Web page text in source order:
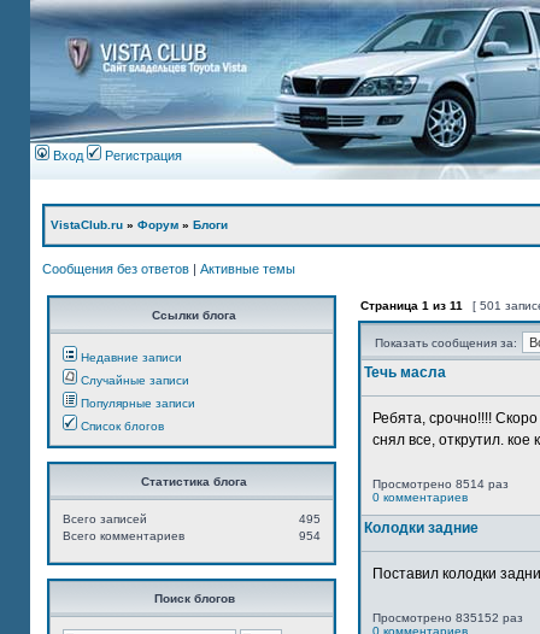
Вход Регистрация
VistaClub.ru » Форум » Блоги
Сообщения без ответов | Активные темы
Ссылки блога
Недавние записи
Случайные записи
Популярные записи
Список блогов
Статистика блога
495
Всего записей
954
Всего комментариев
Поиск блогов
Страница 1 из 11 [ 501
Показать сообщения за:
Течь масла
Ребята, срочно!!!!
снял все, открутил. кое
Просмотрено 8514 раз
0 комментариев
Колодки задние
Поставил колодки
Просмотрено 835152 раз
0 комментариев